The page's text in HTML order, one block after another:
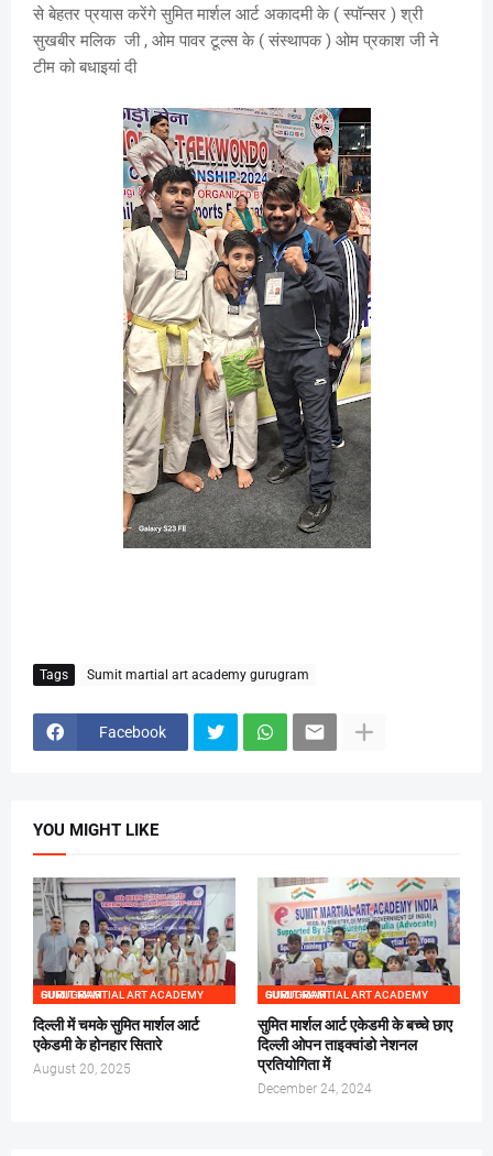
से बेहतर प्रयास करेंगे सुमित मार्शल आर्ट अकादमी के ( स्पॉन्सर ) श्री
सुखबीर मलिक जी , ओम पावर टूल्स के ( संस्थापक ) ओम प्रकाश जी ने
टीम को बधाइयां दी
Tags Sumit martial art academy gurugram
Facebook
YOU MIGHT LIKE
SUMIT MARTIAL ART ACADEMY GURUGRAM
दिल्ली में चमके सुमित मार्शल आर्ट
एकेडमी के होनहार सितारे
August 20, 2025
SUMIT MARTIAL ART ACADEMY GURUGRAM
सुमित मार्शल आर्ट एकेडमी के बच्चे छाए
दिल्ली ओपन ताइक्वांडो नेशनल
प्रतियोगिता में
December 24, 2024